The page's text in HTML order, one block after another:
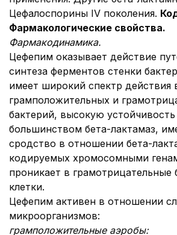
Цефалоспорины IV поколения.
Фармакологические свойства.
Фармакодинамика.
Цефепим оказывает действие
синтеза ферментов стенки
имеет широкий спектр действия
грамположительных и
бактерий, высокую
большинством бета-лактамаз,
сродство в отношении бета-
кодируемых хромосомными
проникает в грамотрицательные
клетки.
Цефепим активен в отношении
микроорганизмов:
грамположительные аэробы: